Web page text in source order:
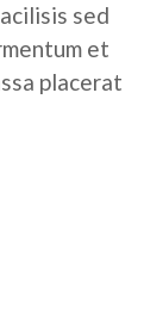
sed
et
placerat